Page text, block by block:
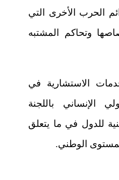
الحرب الأخرى التي
وتحاكم المشتبه
الاستشارية في
الإنساني باللجنة
للدول في ما يتعلق
الوطني.